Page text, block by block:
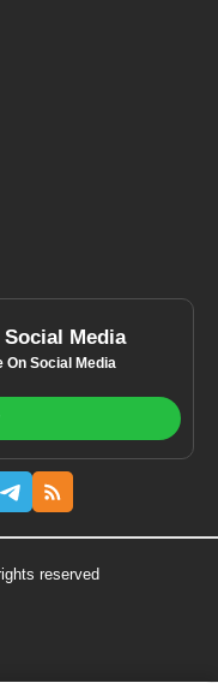
Media
On Social Media
reserved